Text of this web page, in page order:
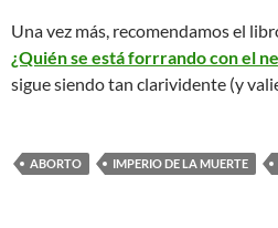
Una vez más, recomendamos el
¿Quién se está forrrando con el
sigue siendo tan clarividente (y
ABORTO IMPERIO DE LA MUERTE